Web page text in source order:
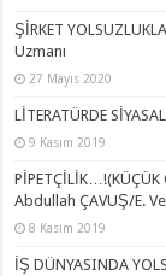
ŞİRKET
Uzmanı
27 Mayıs 2020
LİTERATÜRDE
9 Kasım 2019
PİPETÇİLİK…!(KÜÇÜK
Abdullah ÇAVUŞ/E.
8 Kasım 2019
İŞ DÜNYASINDA